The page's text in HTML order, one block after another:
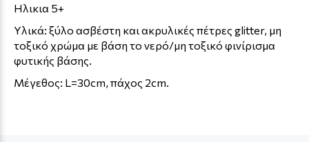
Ηλικια 5+
Υλικά: ξύλο ασβέστη και ακρυλικές πέτρες glitter, μη
τοξικό χρώμα με βάση το νερό/μη τοξικό φινίρισμα
φυτικής βάσης.
Μέγεθος: L=30cm, πάχος 2cm.